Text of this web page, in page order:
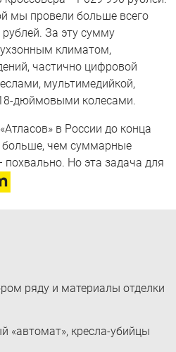
мы провели больше всего
За эту сумму
климатом,
частично цифровой
мультимедийкой,
дюймовыми колесами.
в России до конца
больше, чем суммарные
Но эта задача для
ряду и материалы отделки
«автомат», кресла-убийцы